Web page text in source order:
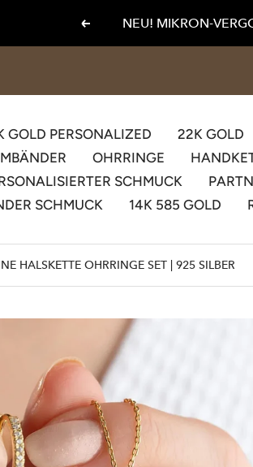
Zurück NEU! MIKRON-
GOLD PERSONALIZED 22K GOLD
OHRRINGE
SCHMUCK
SCHMUCK
14K 585 GOLD
HALSKETTE OHRRINGE SET | 925 SILBER